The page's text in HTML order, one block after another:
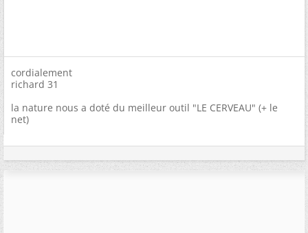
cordialement
richard 31
la nature nous a doté du meilleur outil "LE CERVEAU" (+ le
net)